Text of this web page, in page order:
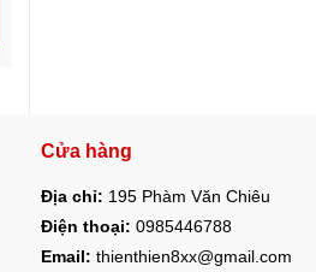
Cửa hàng
Địa chỉ: 195 Phàm Văn Chiêu
Điện thoại: 0985446788
Email:thienthien8xx@gmail.com